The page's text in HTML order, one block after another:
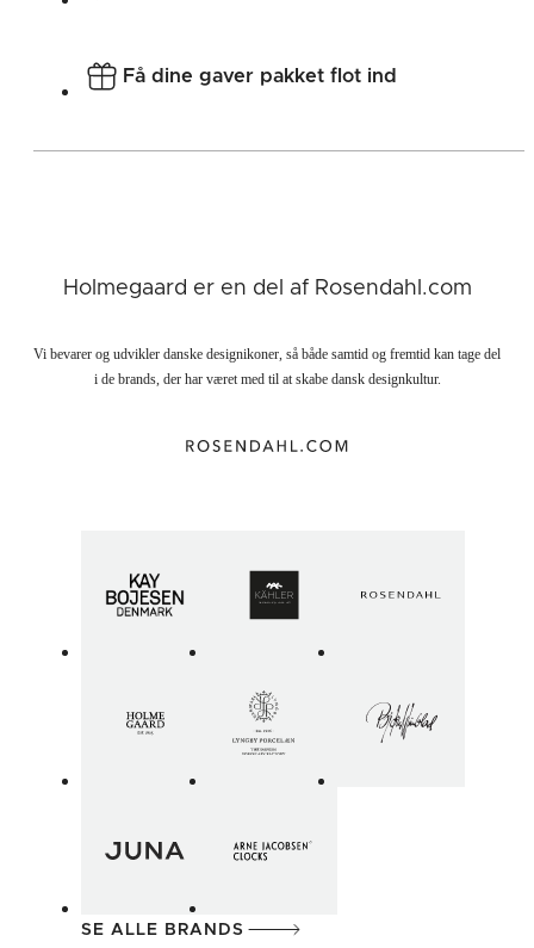
Få dine gaver pakket flot ind
Holmegaard er en del af Rosendahl.com
Vi bevarer og udvikler danske designikoner, så både samtid og fremtid kan tage del
i de brands, der har været med til at skabe dansk designkultur.
SE ALLE BRANDS